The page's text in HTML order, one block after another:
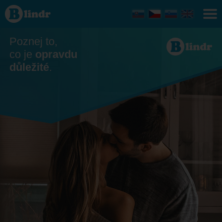
Seznamka
Dobřany
Poznej to,
co je opravdu
důležité.